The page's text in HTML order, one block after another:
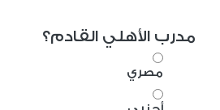
مدرب الأهلي القادم؟
مصري